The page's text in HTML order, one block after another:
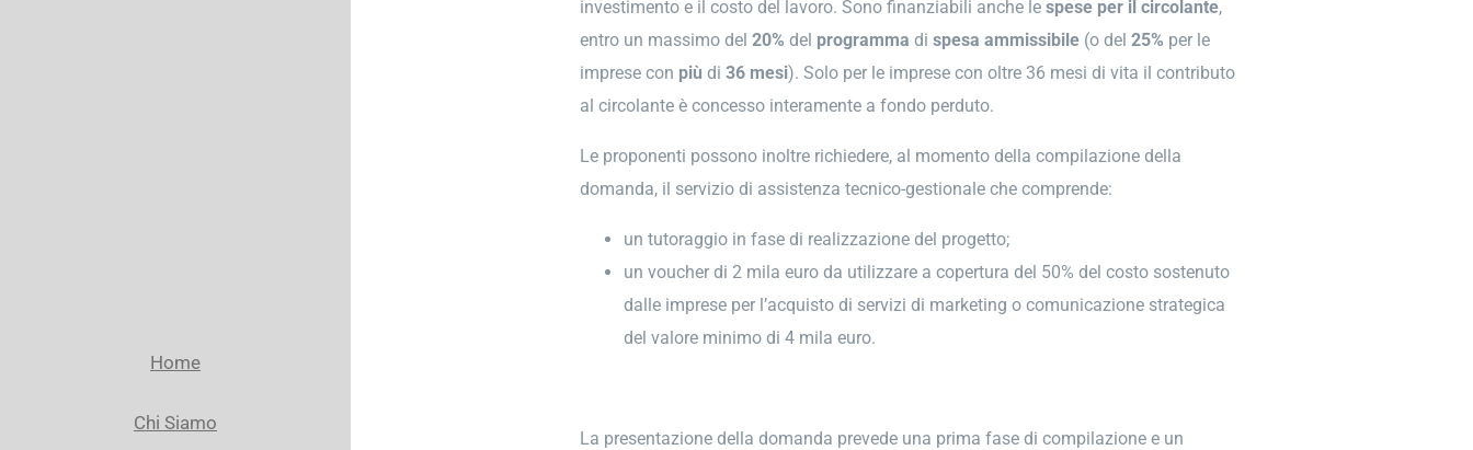
Home
Chi Siamo
investimento e il costo del lavoro. Sono finanziabili anche le spese per il circolante,
entro un massimo del 20% del programma di spesa ammissibile(o del 25% per le
imprese con più di 36 mesi). Solo per le imprese con oltre 36 mesi di vita il contributo
al circolante è concesso interamente a fondo perduto.
Le proponenti possono inoltre richiedere, al momento della compilazione della
domanda, il servizio di assistenza tecnico-gestionale che comprende:
un tutoraggio in fase di realizzazione del progetto;
un voucher di 2 mila euro da utilizzare a copertura del 50% del costo sostenuto
dalle imprese per l’acquisto di servizi di marketing o comunicazione strategica
del valore minimo di 4 mila euro.
La presentazione della domanda prevede una prima fase di compilazione e un